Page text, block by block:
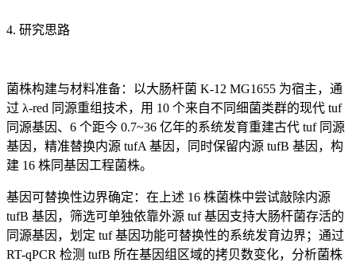
4. 研究思路
菌株构建与材料准备：以大肠杆菌 K-12 MG1655 为宿主，通
过 λ-red 同源重组技术，用 10 个来自不同细菌类群的现代 tuf
同源基因、6 个距今 0.7~36 亿年的系统发育重建古代 tuf 同源
基因，精准替换内源 tufA 基因，同时保留内源 tufB 基因，构
建 16 株同基因工程菌株。
基因可替换性边界确定：在上述 16 株菌株中尝试敲除内源
tufB 基因，筛选可单独依靠外源 tuf 基因支持大肠杆菌存活的
同源基因，划定 tuf 基因功能可替换性的系统发育边界；通过
RT-qPCR 检测 tufB 所在基因组区域的拷贝数变化，分析菌株